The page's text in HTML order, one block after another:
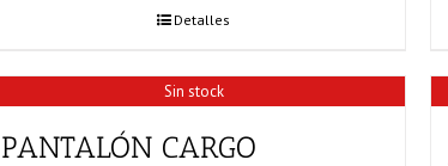
Detalles
Sin stock
PANTALÓN CARGO